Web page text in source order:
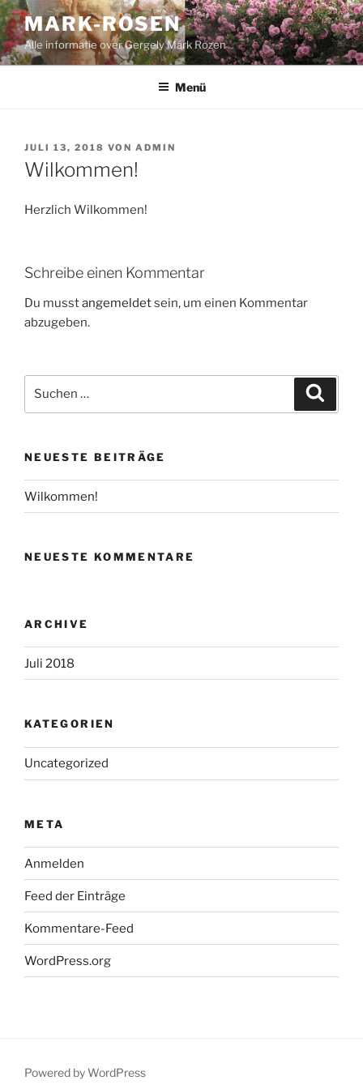
Zum
Inhalt
springen
MARK-ROSEN
Alle informatie over Gergely Márk Rozen
Menü
VERÖFFENTLICHT
AM
JULI 13, 2018 VON ADMIN
Wilkommen!
Herzlich Wilkommen!
Schreibe einen Kommentar
Du musstangemeldetsein, um einen Kommentar
abzugeben.
nach:
NEUESTE BEITRÄGE
Wilkommen!
NEUESTE KOMMENTARE
ARCHIVE
Juli 2018
KATEGORIEN
Uncategorized
META
Anmelden
Feed der Einträge
Kommentare-Feed
WordPress.org
Powered by WordPress